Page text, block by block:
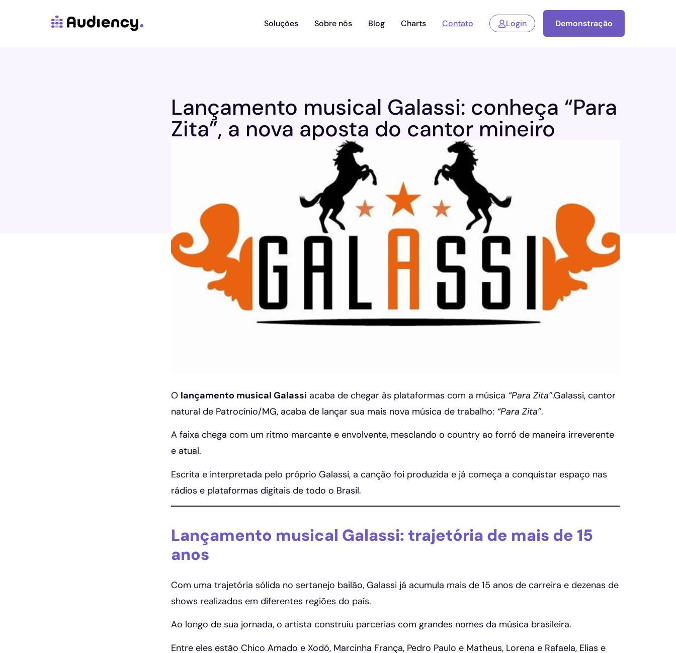
Soluções Sobre nós Blog Charts Contato Login Demonstração
Lançamento musical Galassi: conheça “Para
Zita”, a nova aposta do cantor mineiro
O lançamento musical Galassi acaba de chegar às plataformas com a música “Para Zita”.Galassi, cantor
natural de Patrocínio/MG, acaba de lançar sua mais nova música de trabalho: “Para Zita”.
A faixa chega com um ritmo marcante e envolvente, mesclando o country ao forró de maneira irreverente
e atual.
Escrita e interpretada pelo próprio Galassi, a canção foi produzida e já começa a conquistar espaço nas
rádios e plataformas digitais de todo o Brasil.
Lançamento musical Galassi: trajetória de mais de 15
anos
Com uma trajetória sólida no sertanejo bailão, Galassi já acumula mais de 15 anos de carreira e dezenas de
shows realizados em diferentes regiões do país.
Ao longo de sua jornada, o artista construiu parcerias com grandes nomes da música brasileira.
Entre eles estão Chico Amado e Xodó, Marcinha França, Pedro Paulo e Matheus, Lorena e Rafaela, Elias e